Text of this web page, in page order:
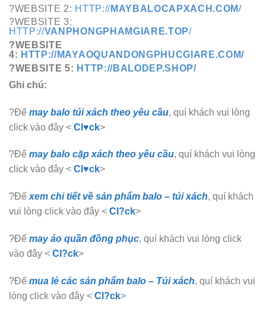
?WEBSITE 2: HTTP://MAYBALOCAPXACH.COM/
?WEBSITE 3:
HTTP://VANPHONGPHAMGIARE.TOP/
?WEBSITE
4: HTTP://MAYAOQUANDONGPHUCGIARE.COM/
?WEBSITE 5: HTTP://BALODEP.SHOP/
Ghi chú:
?Để may balo túi xách theo yêu cầu, quí khách vui lòng
click vào đây < Cl♥ck>
?Để may balo cặp xách theo yêu cầu, quí khách vui lòng
click vào đây < Cl♥ck>
?Để xem chi tiết về sản phẩm balo – túi xách, quí khách
vui lòng click vào đây < Cl?ck>
?Để may áo quần đồng phục, quí khách vui lòng click
vào đây < Cl?ck>
?Để mua lẻ các sản phẩm balo – Túi xách, quí khách vui
lòng click vào đây < Cl?ck>